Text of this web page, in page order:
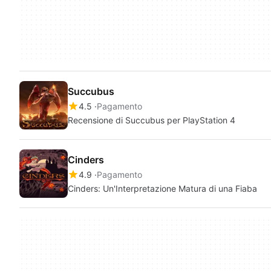
Succubus
4.5 Pagamento
Recensione di Succubus per PlayStation 4
Cinders
4.9 Pagamento
Cinders: Un'Interpretazione Matura di una Fiaba